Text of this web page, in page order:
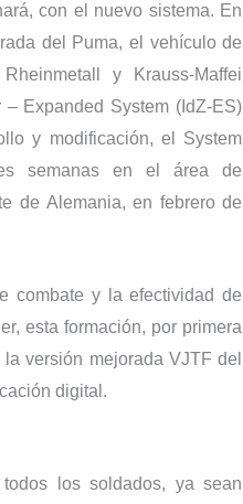
con el nuevo sistema. En
del Puma, el vehículo de
y Krauss-Maffei
Expanded System (IdZ-ES)
y modificación, el System
semanas en el área de
de Alemania, en febrero de
combate y la efectividad de
esta formación, por primera
versión mejorada VJTF del
digital.
los soldados, ya sean